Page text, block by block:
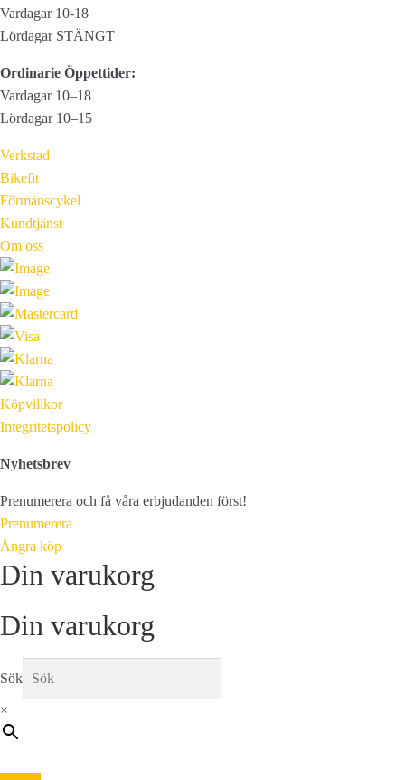
Vardagar 10-18
Lördagar STÄNGT
Ordinarie Öppettider:
Vardagar 10–18
Lördagar 10–15
Verkstad
Bikefit
Förmånscykel
Kundtjänst
Om oss
Köpvillkor
Integritetspolicy
Nyhetsbrev
Prenumerera och få våra erbjudanden först!
Prenumerera
Ångra köp
Din varukorg
Din varukorg
Sök
×